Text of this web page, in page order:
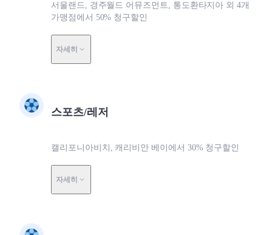
서울랜드, 경주월드 어뮤즈먼트, 통도환타지아 외 4개
가맹점에서 50% 청구할인
자세히
스포츠/레저
캘리포니아비치, 캐리비안 베이에서 30% 청구할인
자세히